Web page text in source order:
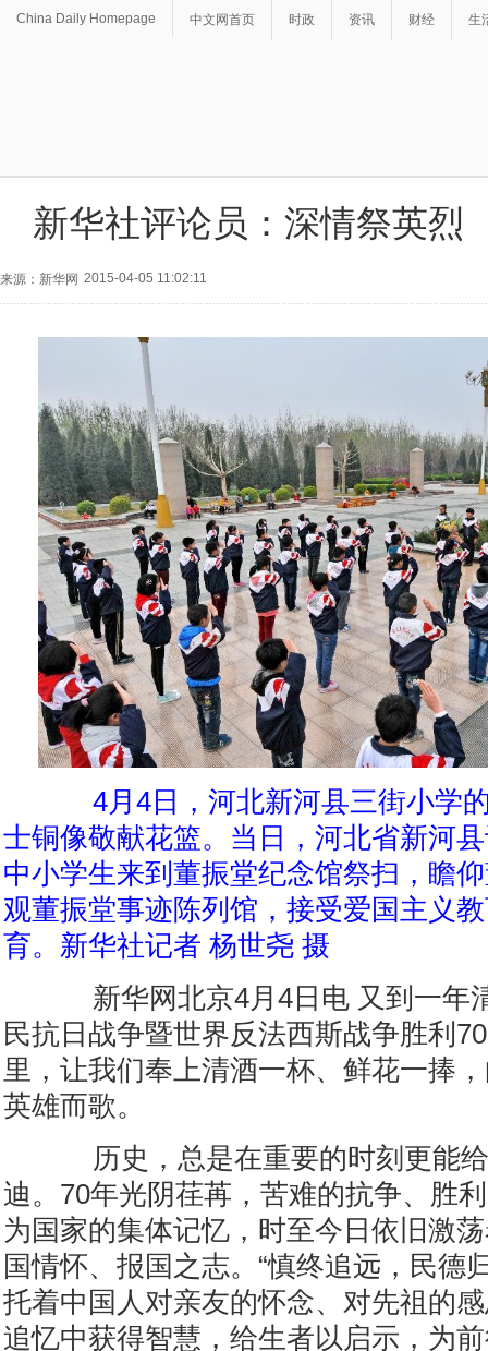
China Daily Homepage 中文网首页 时政 资讯 财经 生
新华社评论员：深情祭英
来源：新华网 2015-04-05 11:02:11
4月4日，河北新河县三街小学
士铜像敬献花篮。当日，河北省新河
中小学生来到董振堂纪念馆祭扫，瞻
观董振堂事迹陈列馆，接受爱国主义
育。新华社记者 杨世尧 摄
新华网北京4月4日电 又到一年
民抗日战争暨世界反法西斯战争胜利
里，让我们奉上清酒一杯、鲜花一捧
英雄而歌。
历史，总是在重要的时刻更能给
迪。70年光阴荏苒，苦难的抗争、胜
为国家的集体记忆，时至今日依旧激
国情怀、报国之志。“慎终追远，民德
托着中国人对亲友的怀念、对先祖的
追忆中获得智慧，给生者以启示，为